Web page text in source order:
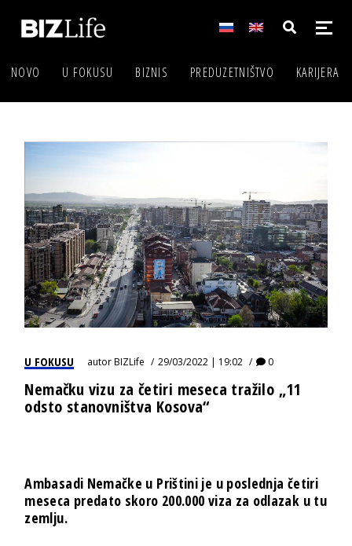
NOVO U FOKUSU BIZNIS PREDUZETNIŠTVO KARIJERA
U FOKUSU autorBIZLife 29/03/2022 | 19:02 0
Nemačku vizu za četiri meseca tražilo „11
odsto stanovništva Kosova“
Ambasadi Nemačke u Prištini je u poslednja četiri
meseca predato skoro 200.000 viza za odlazak u tu
zemlju.